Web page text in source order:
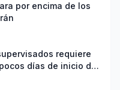
por encima de los
requiere
días de inicio del